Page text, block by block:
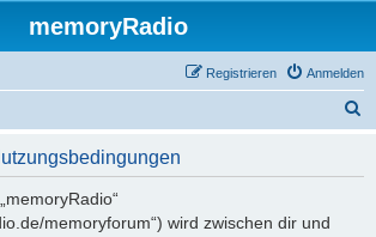
memoryRadio
Anmelden
Registrieren
memoryforum“) wird zwischen dir und